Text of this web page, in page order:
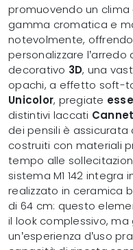
promuovendo un clima
gamma cromatica e
notevolmente,
personalizzare
decorativo 3D, una
opachi, a effetto soft-
Unicolor, pregiate
distintivi laccati
dei pensili è assicurata
costruiti con materiali
tempo alle
sistema M1 142 integra
realizzato in ceramica
di 64 cm: questo
il look complessivo,
un’esperienza d’uso